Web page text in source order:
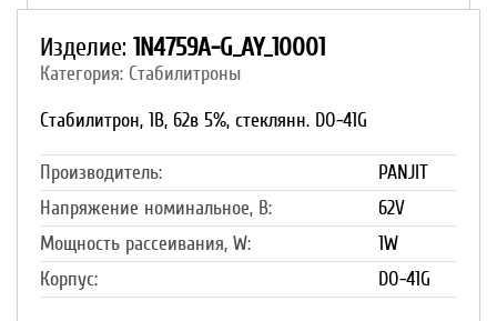
Изделие: 1N4759A-G_AY_10001
Категория: Стабилитроны
Стабилитрон, 1В, 62в 5%, стеклянн. DO-41G
Производитель:
PANJIT
Напряжение номинальное, В:
62V
Мощность рассеивания, W:
1W
Корпус:
DO-41G